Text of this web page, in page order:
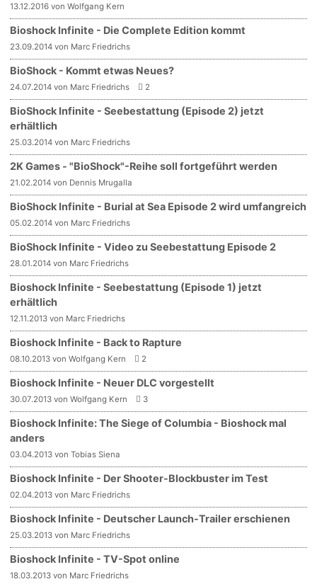
13.12.2016 von Wolfgang Kern
Bioshock Infinite - Die Complete Edition kommt
23.09.2014 von Marc Friedrichs
BioShock - Kommt etwas Neues?
24.07.2014 von Marc Friedrichs 2
BioShock Infinite - Seebestattung (Episode 2) jetzt
erhältlich
25.03.2014 von Marc Friedrichs
2K Games - "BioShock"-Reihe soll fortgeführt werden
21.02.2014 von Dennis Mrugalla
BioShock Infinite - Burial at Sea Episode 2 wird umfangreich
05.02.2014 von Marc Friedrichs
BioShock Infinite - Video zu Seebestattung Episode 2
28.01.2014 von Marc Friedrichs
Bioshock Infinite - Seebestattung (Episode 1) jetzt
erhältlich
12.11.2013 von Marc Friedrichs
Bioshock Infinite - Back to Rapture
08.10.2013 von Wolfgang Kern 2
Bioshock Infinite - Neuer DLC vorgestellt
30.07.2013 von Wolfgang Kern 3
Bioshock Infinite: The Siege of Columbia - Bioshock mal
anders
03.04.2013 von Tobias Siena
Bioshock Infinite - Der Shooter-Blockbuster im Test
02.04.2013 von Marc Friedrichs
Bioshock Infinite - Deutscher Launch-Trailer erschienen
25.03.2013 von Marc Friedrichs
Bioshock Infinite - TV-Spot online
18.03.2013 von Marc Friedrichs